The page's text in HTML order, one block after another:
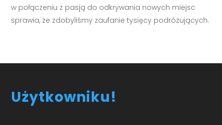
w połączeniu z pasją do odkrywania nowych miejsc
sprawia, że zdobyliśmy zaufanie tysięcy podróżujących.
Użytkowniku!